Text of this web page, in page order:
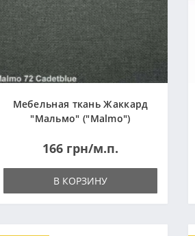
Мебельная ткань Жаккард
"Мальмо" ("Malmo")
166 грн/м.п.
В КОРЗИНУ